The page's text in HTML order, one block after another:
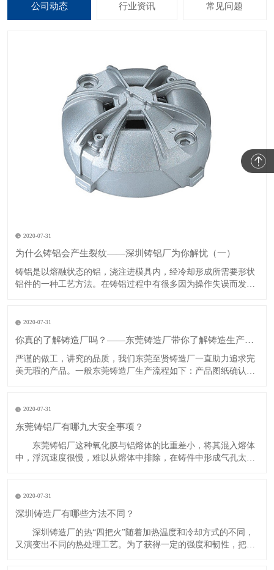
公司动态 行业资讯 常见问题
2020-07-31
为什么铸铝会产生裂纹——深圳铸铝厂为你解忧（一）
​铸铝是以熔融状态的铝，浇注进模具内，经冷却形成所需要形状
铝件的一种工艺方法。在铸铝过程中有很多因为操作失误而发生
2.砂型(芯)退让性不良。3.铸型局部过热。4.浇注温度过高。5.自
2020-07-31
你真的了解铸造厂吗？——东莞铸造厂带你了解铸造生产工艺流程
​​严谨的做工，讲究的品质，我们东莞至贤铸造厂一直助力追求完
美无瑕的产品。一般东莞铸造厂生产流程如下：产品图纸确认修
*​表面处理工艺如下：(1) 喷砂，抛丸。(2) 喷油喷粉。(3
2020-07-31
​东莞铸铝厂有哪九大安全事项？
东莞铸铝厂这种氧化膜与铝熔体的比重差小，将其混入熔体
中，浮沉速度很慢，难以从熔体中排除，在铸件中形成气孔太夹
距坩埚底部60毫米以下的熔
2020-07-31
深圳铸造厂有哪些方法不同​？
深圳铸造厂的热“四把火”随着加热温度和冷却方式的不同，
又演变出不同的热处理工艺。为了获得一定的强度和韧性，把淬